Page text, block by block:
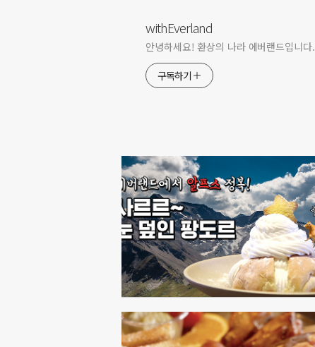
withEverland
안녕하세요! 환상의 나라 에버랜드입니다.
구독하기